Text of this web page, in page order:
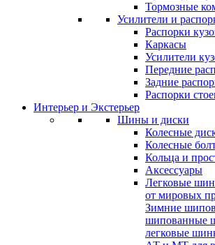
Тормозные
Усилители и
Распорки
Каркасы
Усилители
Передние
Задние
Распорки
Интерьер и Экстерьер
Шины и диски
Колесные
Колесные
Кольца и
Аксессуары
Легковые
от мировых
Зимние
шипованные
легковые